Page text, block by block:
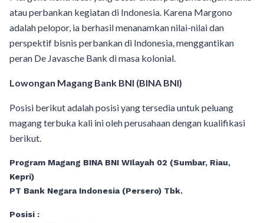
atau perbankan kegiatan di Indonesia. Karena Margono
adalah pelopor, ia berhasil menanamkan nilai-nilai dan
perspektif bisnis perbankan di Indonesia, menggantikan
peran De Javasche Bank di masa kolonial.
Lowongan Magang Bank BNI (BINA BNI)
Posisi berikut adalah posisi yang tersedia untuk peluang
magang terbuka kali ini oleh perusahaan dengan kualifikasi
berikut.
Program Magang BINA BNI WIlayah 02 (Sumbar, Riau,
Kepri)
PT Bank Negara Indonesia (Persero) Tbk.
Posisi :